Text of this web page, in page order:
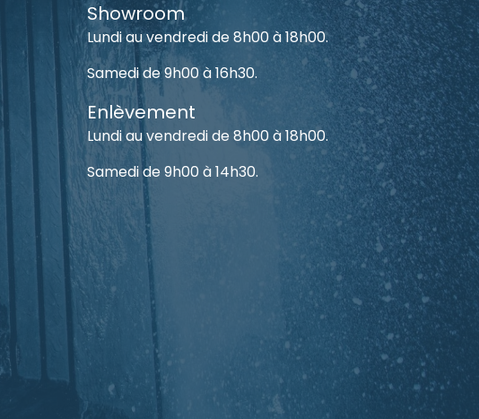
Showroom
Lundi au vendredi de 8h00 à 18h00.
Samedi de 9h00 à 16h30.
Enlèvement
Lundi au vendredi de 8h00 à 18h00.
Samedi de 9h00 à 14h30.